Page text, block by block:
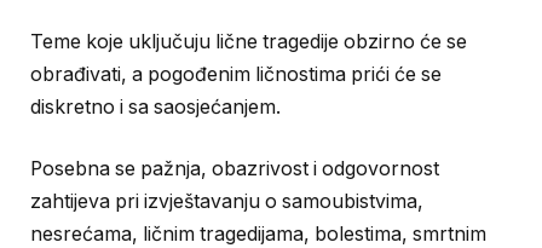
Teme koje uključuju lične tragedije obzirno će se
obrađivati, a pogođenim ličnostima prići će se
diskretno i sa saosjećanjem.
Posebna se pažnja, obazrivost i odgovornost
zahtijeva pri izvještavanju o samoubistvima,
nesrećama, ličnim tragedijama, bolestima, smrtnim